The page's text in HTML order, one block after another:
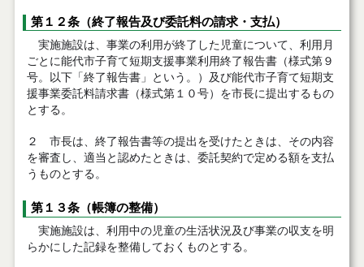
第１２条（終了報告及び委託料の請求・支払）
実施施設は、事業の利用が終了した児童について、利用月
ごとに能代市子育て短期支援事業利用終了報告書（様式第９
号。以下「終了報告書」という。）及び能代市子育て短期支
援事業委託料請求書（様式第１０号）を市長に提出するもの
とする。
２ 市長は、終了報告書等の提出を受けたときは、その内容
を審査し、適当と認めたときは、委託契約で定める額を支払
うものとする。
第１３条（帳簿の整備）
実施施設は、利用中の児童の生活状況及び事業の収支を明
らかにした記録を整備しておくものとする。